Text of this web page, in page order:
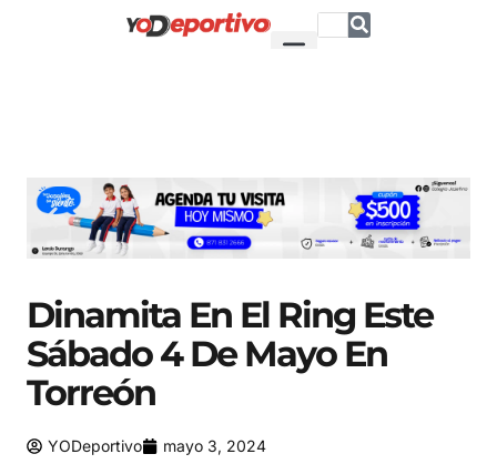
Dinamita En El Ring Este
Sábado 4 De Mayo En
Torreón
YODeportivo mayo 3, 2024